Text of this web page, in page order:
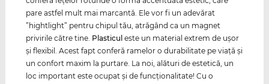
pare astfel mult mai marcantă. Ele vor fi un adevărat
”hightlight” pentru chipul tău, atrăgând ca un magnet
privirile către tine. Plasticul este un material extrem de uşor
şi flexibil. Acest fapt conferă ramelor o durabilitate pe viaţă şi
un confort maxim la purtare. La noi, alături de estetică, un
loc important este ocupat şi de funcţionalitate! Cu o